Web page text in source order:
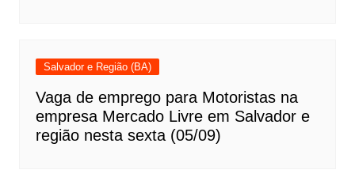
Salvador e Região (BA)
Vaga de emprego para Motoristas na
empresa Mercado Livre em Salvador e
região nesta sexta (05/09)